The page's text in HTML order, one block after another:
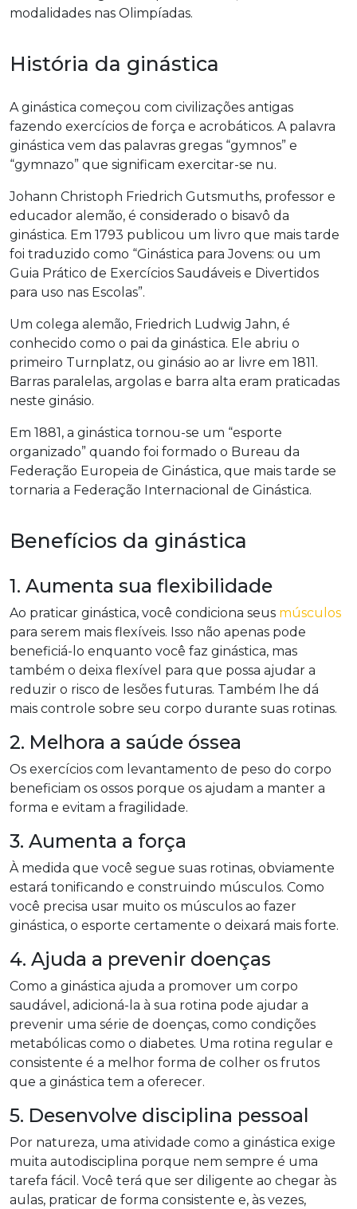
modalidades nas Olimpíadas.
História da ginástica
A ginástica começou com civilizações antigas
fazendo exercícios de força e acrobáticos. A palavra
ginástica vem das palavras gregas “gymnos” e
“gymnazo” que significam exercitar-se nu.
Johann Christoph Friedrich Gutsmuths, professor e
educador alemão, é considerado o bisavô da
ginástica. Em 1793 publicou um livro que mais tarde
foi traduzido como “Ginástica para Jovens: ou um
Guia Prático de Exercícios Saudáveis ​​e Divertidos
para uso nas Escolas”.
Um colega alemão, Friedrich Ludwig Jahn, é
conhecido como o pai da ginástica. Ele abriu o
primeiro Turnplatz, ou ginásio ao ar livre em 1811.
Barras paralelas, argolas e barra alta eram praticadas
neste ginásio.
Em 1881, a ginástica tornou-se um “esporte
organizado” quando foi formado o Bureau da
Federação Europeia de Ginástica, que mais tarde se
tornaria a Federação Internacional de Ginástica.
Benefícios da ginástica
1. Aumenta sua flexibilidade
Ao praticar ginástica, você condiciona seus músculos
para serem mais flexíveis. Isso não apenas pode
beneficiá-lo enquanto você faz ginástica, mas
também o deixa flexível para que possa ajudar a
reduzir o risco de lesões futuras. Também lhe dá
mais controle sobre seu corpo durante suas rotinas.
2. Melhora a saúde óssea
Os exercícios com levantamento de peso do corpo
beneficiam os ossos porque os ajudam a manter a
forma e evitam a fragilidade.
3. Aumenta a força
À medida que você segue suas rotinas, obviamente
estará tonificando e construindo músculos. Como
você precisa usar muito os músculos ao fazer
ginástica, o esporte certamente o deixará mais forte.
4. Ajuda a prevenir doenças
Como a ginástica ajuda a promover um corpo
saudável, adicioná-la à sua rotina pode ajudar a
prevenir uma série de doenças, como condições
metabólicas como o diabetes. Uma rotina regular e
consistente é a melhor forma de colher os frutos
que a ginástica tem a oferecer.
5. Desenvolve disciplina pessoal
Por natureza, uma atividade como a ginástica exige
muita autodisciplina porque nem sempre é uma
tarefa fácil. Você terá que ser diligente ao chegar às
aulas, praticar de forma consistente e, às vezes,